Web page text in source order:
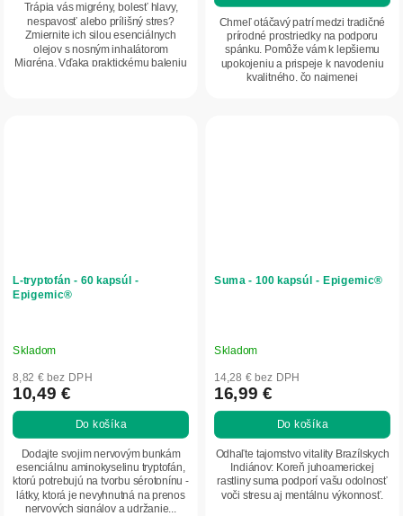
hviezdičiek.
Trápia vás migrény, bolesť hlavy,
nespavosť alebo prílišný stres?
Zmiernite ich silou esenciálnych
olejov s nosným inhalátorom
Migréna. Vďaka praktickému baleniu
Chmeľ otáčavý patrí medzi tradičné
prírodné prostriedky na podporu
spánku. Pomôže vám k lepšiemu
upokojeniu a prispeje k navodeniu
kvalitného, čo najmenej
L-tryptofán - 60 kapsúl -
Epigemic®
Skladom
8,82 € bez DPH
10,49 €
Do košíka
Dodajte svojim nervovým bunkám
esenciálnu aminokyselinu tryptofán,
ktorú potrebujú na tvorbu sérotonínu -
látky, ktorá je nevyhnutná na prenos
nervových signálov a udržanie...
Suma - 100 kapsúl - Epigemic®
Skladom
14,28 € bez DPH
16,99 €
Do košíka
Odhaľte tajomstvo vitality Brazílskych
Indiánov: Koreň juhoamerickej
rastliny suma podporí vašu odolnosť
voči stresu aj mentálnu výkonnosť.